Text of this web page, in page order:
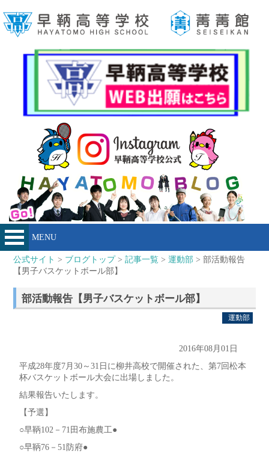
MENU
公式サイト > ブログトップ>記事一覧 >運動部 > 部活動報告
【男子バスケットボール部】
部活動報告【男子バスケットボール部】
運動部
2016年08月01日
平成28年度7月30～31日に柳井高校で開催された、第7回松本
杯バスケットボール大会に出場しました。
結果報告いたします。
【予選】
○早鞆102－71田布施農工●
○早鞆76－51防府●